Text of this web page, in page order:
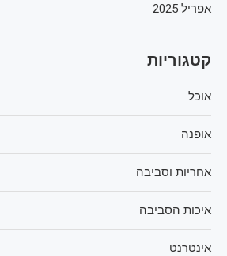
אפריל 2025
קטגוריות
אוכל
אופנה
אחריות וסביבה
איכות הסביבה
אינטרנט